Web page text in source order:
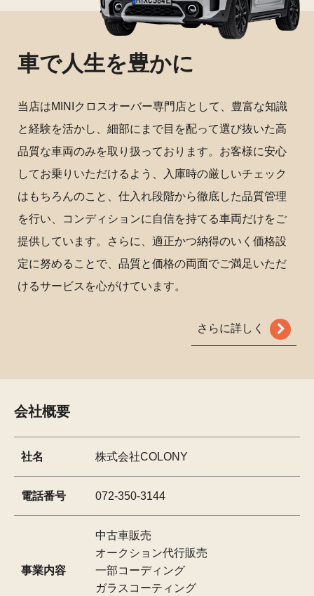
車で人生を豊かに
当店はMINIクロスオーバー専門店として、豊富な知識
と経験を活かし、細部にまで目を配って選び抜いた高
品質な車両のみを取り扱っております。お客様に安心
してお乗りいただけるよう、入庫時の厳しいチェック
はもちろんのこと、仕入れ段階から徹底した品質管理
を行い、コンディションに自信を持てる車両だけをご
提供しています。さらに、適正かつ納得のいく価格設
定に努めることで、品質と価格の両面でご満足いただ
けるサービスを心がけています。
さらに詳しく
会社概要
社名 株式会社COLONY
電話番号 072-350-3144
事業内容
中古車販売
オークション代行販売
一部コーディング
ガラスコーティング